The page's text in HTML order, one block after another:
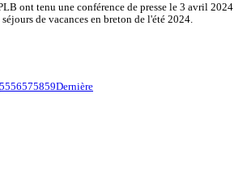
ont tenu une conférence de presse le 3 avril 2024
de vacances en breton de l'été 2024.
5556575859Dernière